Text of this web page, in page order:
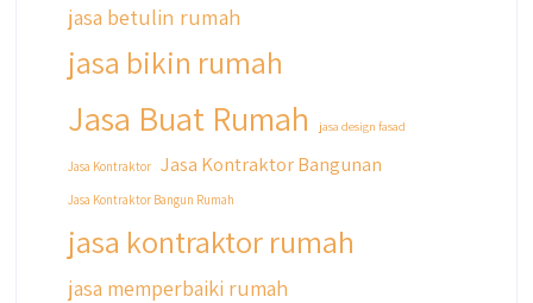
jasa betulin rumah
jasa bikin rumah
Jasa Buat Rumah jasa design fasad
Jasa Kontraktor Jasa Kontraktor Bangunan
Jasa Kontraktor Bangun Rumah
jasa kontraktor rumah
jasa memperbaiki rumah